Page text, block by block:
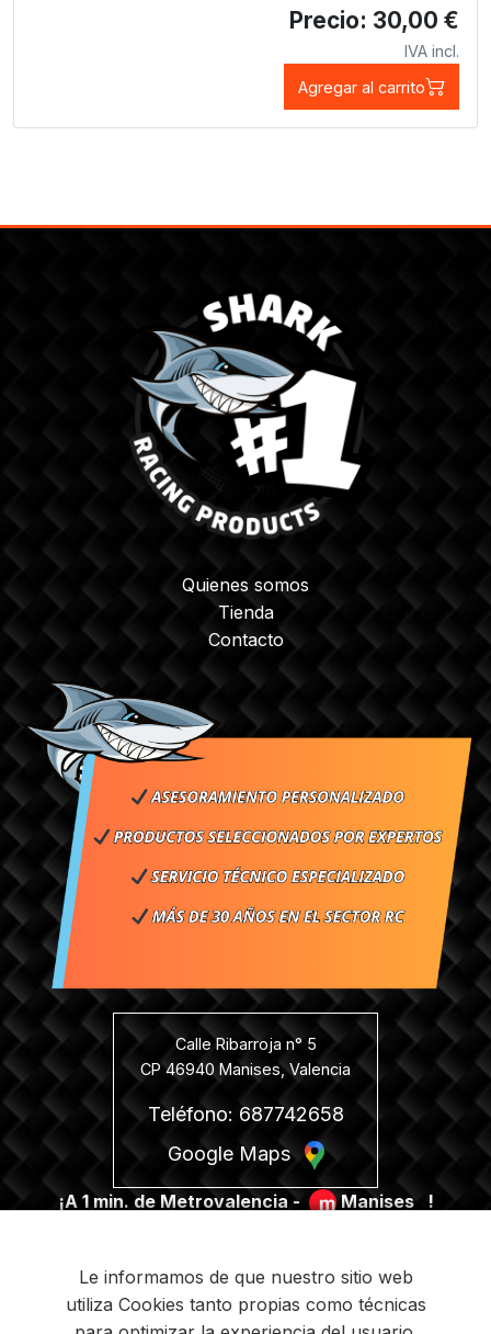
Precio: 30,00 €
IVA incl.
Agregar al carrito
Quienes somos
Tienda
Contacto
Calle Ribarroja n° 5
CP 46940 Manises, Valencia
Teléfono: 687742658
Google Maps
¡A 1 min. de Metrovalencia - Manises !
Le informamos de que nuestro sitio web
utiliza Cookies tanto propias como técnicas